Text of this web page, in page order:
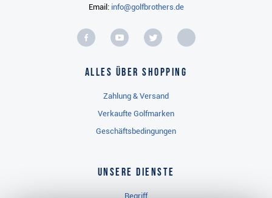
Email: info@golfbrothers.de
Alles über Shopping
Zahlung & Versand
Verkaufte Golfmarken
Geschäftsbedingungen
Unsere Dienste
Regriff